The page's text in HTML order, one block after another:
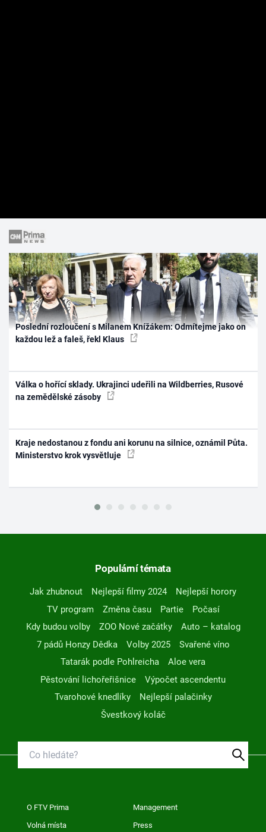
Poslední rozloučení s Milanem Knížákem: Odmítejme jako on
každou lež a faleš, řekl Klaus
Válka o hořící sklady. Ukrajinci udeřili na Wildberries, Rusové
na zemědělské zásoby
Kraje nedostanou z fondu ani korunu na silnice, oznámil Půta.
Ministerstvo krok vysvětluje
Populární témata
Jak zhubnout Nejlepší filmy 2024
Nejlepší horory
TV program
Změna času Partie
Počasí
Kdy budou volby
ZOO Nové začátky
Auto – katalog
7 pádů Honzy Dědka
Volby 2025
Svařené víno
Tatarák podle Pohlreicha
Aloe vera
Pěstování lichořeřišnice
Výpočet ascendentu
Tvarohové knedlíky
Nejlepší palačinky
Švestkový koláč
O FTV Prima Management
Volná místa Press